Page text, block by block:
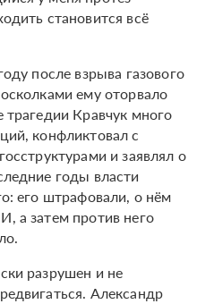
становится всё
после взрыва газового
ему оторвало
Кравчук много
конфликтовал с
и заявлял о
годы власти
его штрафовали, о нём
а затем против него
разрушен и не
Александр